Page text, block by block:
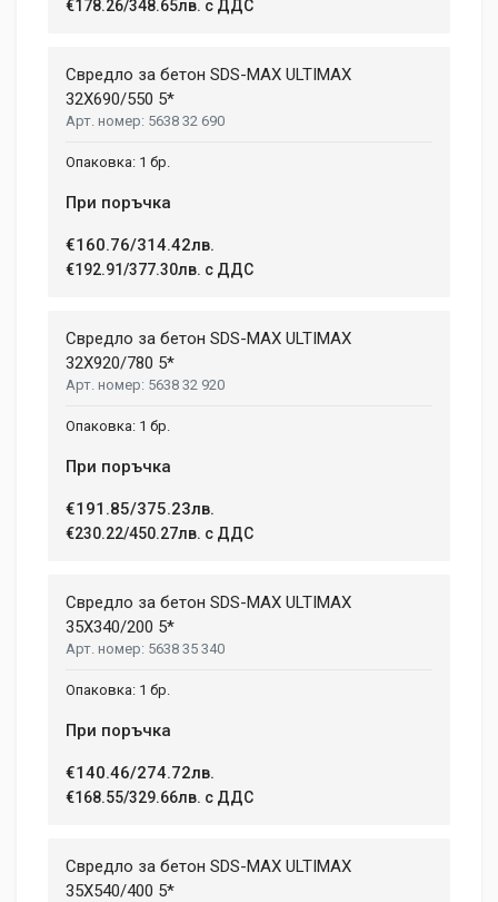
€178.26/348.65лв. с ДДС
Свредло за бетон SDS-MAX ULTIMAX
32X690/550 5*
5638 32 690
1 бр.
При поръчка
€160.76/314.42лв.
€192.91/377.30лв. с ДДС
Свредло за бетон SDS-MAX ULTIMAX
32X920/780 5*
5638 32 920
1 бр.
При поръчка
€191.85/375.23лв.
€230.22/450.27лв. с ДДС
Свредло за бетон SDS-MAX ULTIMAX
35X340/200 5*
5638 35 340
1 бр.
При поръчка
€140.46/274.72лв.
€168.55/329.66лв. с ДДС
Свредло за бетон SDS-MAX ULTIMAX
35X540/400 5*